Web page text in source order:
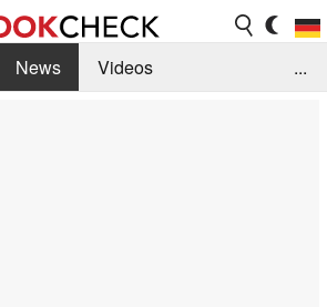
News
Videos
...